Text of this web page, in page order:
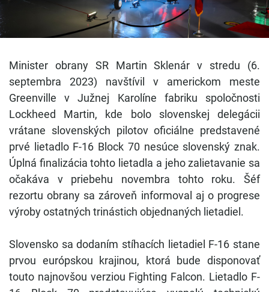
Minister obrany SR Martin Sklenár v stredu (6.
septembra 2023) navštívil v americkom meste
Greenville v Južnej Karolíne fabriku spoločnosti
Lockheed Martin, kde bolo slovenskej delegácii
vrátane slovenských pilotov oficiálne predstavené
prvé lietadlo F-16 Block 70 nesúce slovenský znak.
Úplná finalizácia tohto lietadla a jeho zalietavanie sa
očakáva v priebehu novembra tohto roku. Šéf
rezortu obrany sa zároveň informoval aj o progrese
výroby ostatných trinástich objednaných lietadiel.
Slovensko sa dodaním stíhacích lietadiel F-16 stane
prvou európskou krajinou, ktorá bude disponovať
touto najnovšou verziou Fighting Falcon. Lietadlo F-